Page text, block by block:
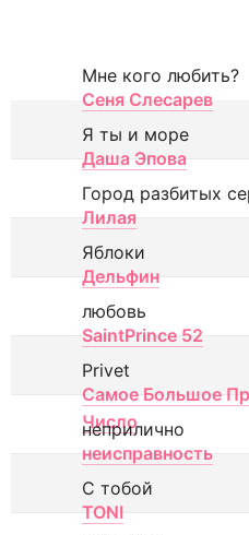
Мне кого любить?
Сеня Слесарев
Я ты и море
Даша Эпова
Город разбитых
Лилая
Яблоки
Дельфин
любовь
SaintPrince 52
Privet
Самое Большое
Число
неприлично
неисправность
С тобой
TONI